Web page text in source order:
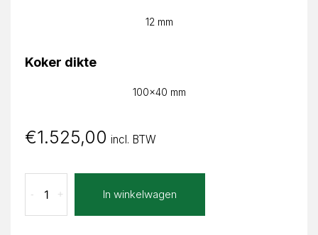
12 mm
Koker dikte
100x40 mm
€1.525,00 incl. BTW
Sand
Bianca
+
- In winkelwagen